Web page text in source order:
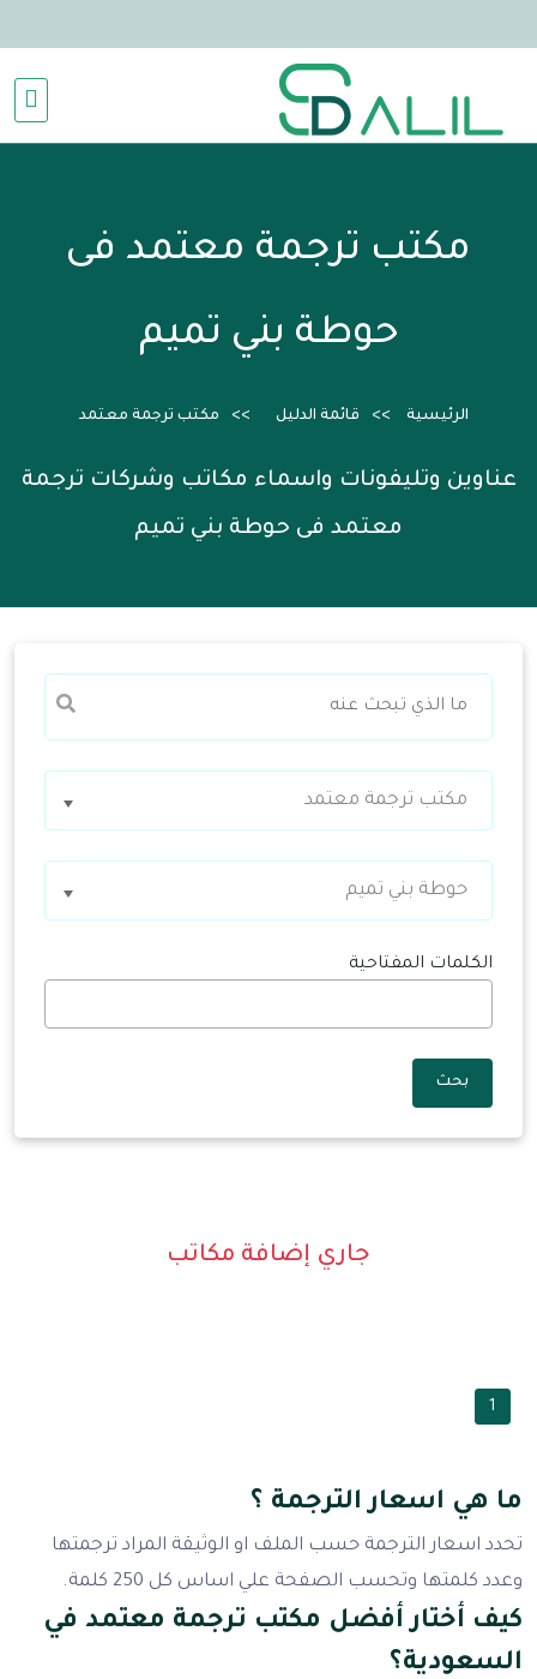
مكتب ترجمة معتمد فى
حوطة بني تميم
الرئيسية قائمة الدليل مكتب ترجمة معتمد
عناوين وتليفونات واسماء مكاتب وشركات ترجمة
معتمد فى حوطة بني تميم
مكتب ترجمة معتمد
حوطة بني تميم
الكلمات المفتاحية
بحث
جاري إضافة مكاتب
1
ما هي اسعار الترجمة ؟
تحدد اسعار الترجمة حسب الملف او الوثيقة المراد ترجمتها
وعدد كلمتها وتحسب الصفحة علي اساس كل 250 كلمة.
كيف أختار أفضل مكتب ترجمة معتمد في
السعودية؟